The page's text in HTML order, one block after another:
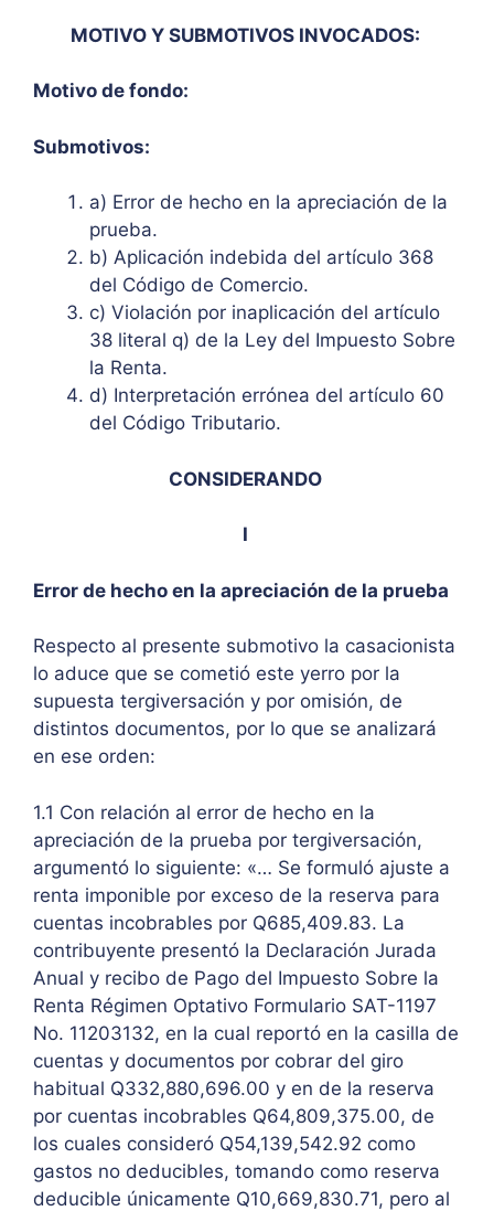
MOTIVO Y SUBMOTIVOS INVOCADOS:
Motivo de fondo:
Submotivos:
a) Error de hecho en la apreciación de la
prueba.
b) Aplicación indebida del artículo 368
del Código de Comercio.
c) Violación por inaplicación del artículo
38 literal q) de la Ley del Impuesto Sobre
la Renta.
d) Interpretación errónea del artículo 60
del Código Tributario.
CONSIDERANDO
I
Error de hecho en la apreciación de la prueba
Respecto al presente submotivo la casacionista
lo aduce que se cometió este yerro por la
supuesta tergiversación y por omisión, de
distintos documentos, por lo que se analizará
en ese orden:
1.1 Con relación al error de hecho en la
apreciación de la prueba por tergiversación,
argumentó lo siguiente: «… Se formuló ajuste a
renta imponible por exceso de la reserva para
cuentas incobrables por Q685,409.83. La
contribuyente presentó la Declaración Jurada
Anual y recibo de Pago del Impuesto Sobre la
Renta Régimen Optativo Formulario SAT-1197
No. 11203132, en la cual reportó en la casilla de
cuentas y documentos por cobrar del giro
habitual Q332,880,696.00 y en de la reserva
por cuentas incobrables Q64,809,375.00, de
los cuales consideró Q54,139,542.92 como
gastos no deducibles, tomando como reserva
deducible únicamente Q10,669,830.71, pero al